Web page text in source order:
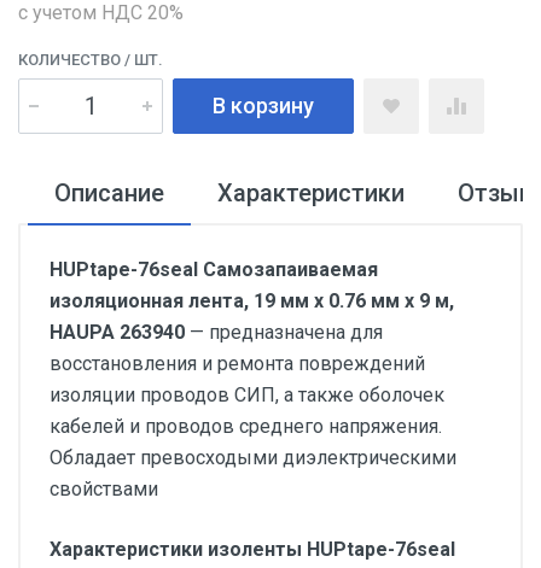
с учетом НДС 20%
КОЛИЧЕСТВО / ШТ.
В корзину
Описание Характеристики
HUPtape-76seal Самозапаиваемая
изоляционная лента, 19 мм х 0.76 мм х 9 м,
HAUPA 263940 — предназначена для
восстановления и ремонта повреждений
изоляции проводов СИП, а также оболочек
кабелей и проводов среднего напряжения.
Обладает превосходыми диэлектрическими
свойствами
Характеристики изоленты HUPtape-76seal